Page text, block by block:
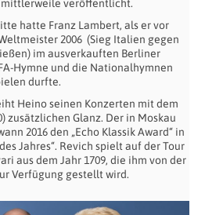
mittlerweile veröffentlicht.
hatte Franz Lambert, als er vor
2006 (Sieg Italien gegen
im ausverkauften Berliner
Hymne und die Nationalhymnen
durfte.
Heino seinen Konzerten mit dem
zusätzlichen Glanz. Der in Moskau
2016 den „Echo Klassik Award“ in
Jahres“. Revich spielt auf der Tour
aus dem Jahr 1709, die ihm von der
Verfügung gestellt wird.